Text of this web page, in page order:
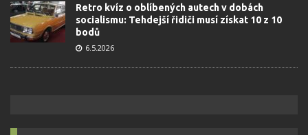
Retro kvíz o oblíbených autech v dobách
socialismu: Tehdejší řidiči musí získat 10 z 10
bodů
6.5.2026